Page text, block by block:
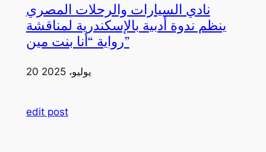
نادي السيارات والرحلات المصري
ينظم ندوة أدبية بالإسكندرية لمناقشة
رواية “أنا بنت مين”
20 يوليو، 2025
edit post